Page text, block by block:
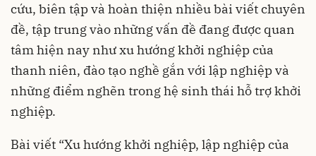
cứu, biên tập và hoàn thiện nhiều bài viết chuyên
đề, tập trung vào những vấn đề đang được quan
tâm hiện nay như xu hướng khởi nghiệp của
thanh niên, đào tạo nghề gắn với lập nghiệp và
những điểm nghẽn trong hệ sinh thái hỗ trợ khởi
nghiệp.
Bài viết “Xu hướng khởi nghiệp, lập nghiệp của